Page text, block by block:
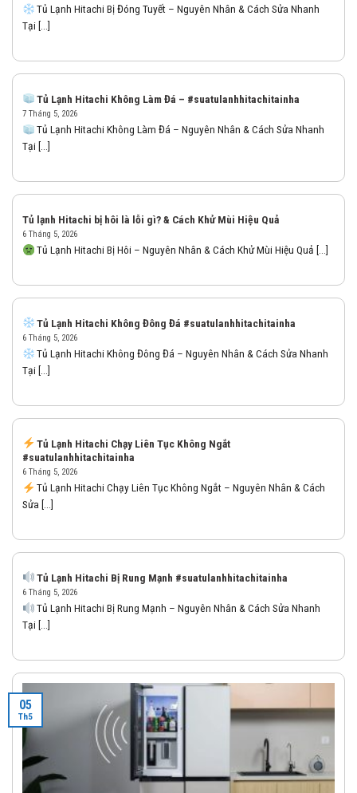
Tủ Lạnh Hitachi Bị Đóng Tuyết – Nguyên Nhân & Cách Sửa Nhanh
Tại [...]
Tủ Lạnh Hitachi Không Làm Đá – #suatulanhhitachitainha
7 Tháng 5, 2026
Tủ Lạnh Hitachi Không Làm Đá – Nguyên Nhân & Cách Sửa Nhanh
Tại [...]
Tủ lạnh Hitachi bị hôi là lỗi gì? & Cách Khử Mùi Hiệu Quả
6 Tháng 5, 2026
Tủ Lạnh Hitachi Bị Hôi – Nguyên Nhân & Cách Khử Mùi Hiệu Quả [...]
Tủ Lạnh Hitachi Không Đông Đá #suatulanhhitachitainha
6 Tháng 5, 2026
Tủ Lạnh Hitachi Không Đông Đá – Nguyên Nhân & Cách Sửa Nhanh
Tại [...]
Tủ Lạnh Hitachi Chạy Liên Tục Không Ngắt
#suatulanhhitachitainha
6 Tháng 5, 2026
Tủ Lạnh Hitachi Chạy Liên Tục Không Ngắt – Nguyên Nhân & Cách
Sửa [...]
Tủ Lạnh Hitachi Bị Rung Mạnh #suatulanhhitachitainha
6 Tháng 5, 2026
Tủ Lạnh Hitachi Bị Rung Mạnh – Nguyên Nhân & Cách Sửa Nhanh
Tại [...]
05
Th5